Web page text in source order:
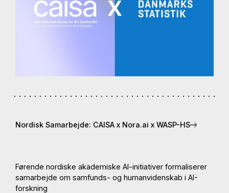
Nordisk Samarbejde: CAISA x Nora.ai x WASP-HS
Førende nordiske akademiske AI-initiativer formaliserer
samarbejde om samfunds- og humanvidenskab i AI-
forskning